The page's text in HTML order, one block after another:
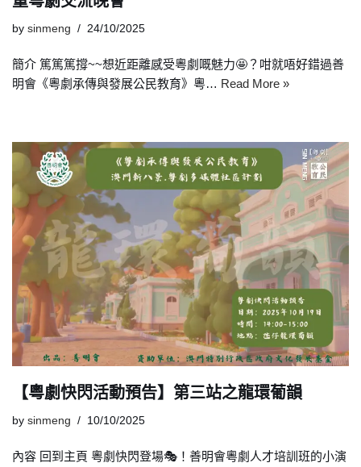
by sinmeng 24/10/2025
簡介 篤篤篤撐~~想近距離感受粵劇嘅魅力🤩？咁就唔好錯過善
明會《粵劇承傳與發展公民教育》粵… Read More »
【粵劇快閃活動預告】第三站之龍環葡韻
by sinmeng 10/10/2025
內容 回到主頁 粵劇快閃登場🎭！善明會粵劇人才培訓班的小演